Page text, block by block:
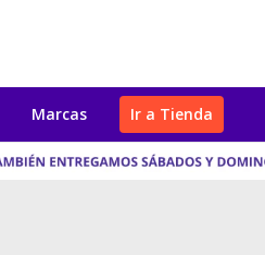
Marcas Ir a Tienda